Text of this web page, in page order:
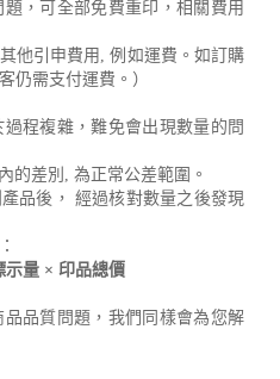
，可全部免費重印，相關費用
他引申費用, 例如運費。如訂購
仍需支付運費。）
程複雜，難免會出現數量的問
的差別, 為正常公差範圍。
品後， 經過核對數量之後發現
量 × 印品總價
品質問題，我們同樣會為您解